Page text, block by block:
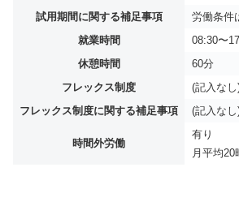
試用期間に関する補足事項
労働条件
就業時間
08:30〜
休憩時間
60分
フレックス制度
(記入なし
フレックス制度に関する補足事項
(記入なし
時間外労働
有り
月平均20